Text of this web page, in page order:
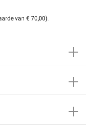
van € 70,00).